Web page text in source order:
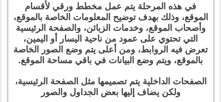
في هذه المرحلة يتم عمل مخطط ورقي لأقسام
الموقع، وذلك بهدف توضيح المعلومات الخاصة بالموقع،
وأصحاب الموقع، وخدمات الزبائن، والصفحة الرئيسية
التي تحتوي على عمود من ناحية اليسار أو اليمين،
تعرض فيه الروابط، ومن أعلى يتم وضع الصور الخاصة
بالموقع، ويتم وضع البيانات في باقي مساحة الموقع.
الصفحات الداخلية يتم تصميمها مثل الصفحة الرئيسية،
ولكن يضاف إليها بعض الجداول والصور